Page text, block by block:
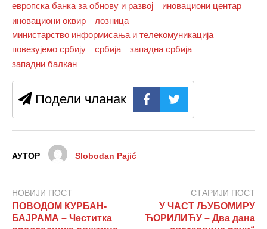
европска банка за обнову и развој
иновациони центар
иновациони оквир
лозница
министарство информисања и телекомуникација
повезујемо србију
србија
западна србија
западни балкан
Подели чланак
АУТОР Slobodan Pajić
НОВИЈИ ПОСТ
ПОВОДОМ КУРБАН-
БАЈРАМА – Честитка
СТАРИЈИ ПОСТ
У ЧАСТ ЉУБОМИРУ
ЋОРИЛИЋУ – Два дана